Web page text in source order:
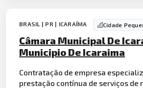
BRASIL | PR | ICARAÍMA Cidade
Câmara Municipal De
Municipio De Icaraima
Contratação de empresa
prestação contínua de serviços de